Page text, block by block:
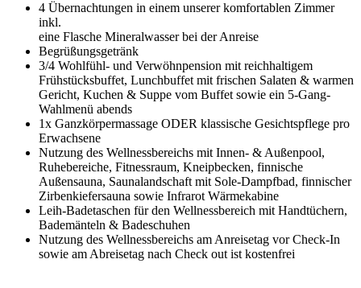
4 Übernachtungen in einem unserer komfortablen Zimmer
inkl.
eine Flasche Mineralwasser bei der Anreise
Begrüßungsgetränk
3/4 Wohlfühl- und Verwöhnpension mit reichhaltigem
Frühstücksbuffet, Lunchbuffet mit frischen Salaten & warmen
Gericht, Kuchen & Suppe vom Buffet sowie ein 5-Gang-
Wahlmenü abends
1x Ganzkörpermassage ODER klassische Gesichtspflege pro
Erwachsene
Nutzung des Wellnessbereichs mit Innen- & Außenpool,
Ruhebereiche, Fitnessraum, Kneipbecken, finnische
Außensauna, Saunalandschaft mit Sole-Dampfbad, finnischer
Zirbenkiefersauna sowie Infrarot Wärmekabine
Leih-Badetaschen für den Wellnessbereich mit Handtüchern,
Bademänteln & Badeschuhen
Nutzung des Wellnessbereichs am Anreisetag vor Check-In
sowie am Abreisetag nach Check out ist kostenfrei